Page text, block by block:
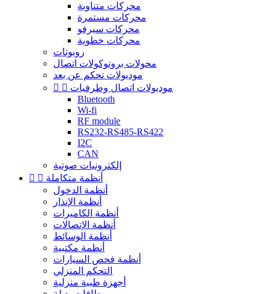
محركات متناوبة
محركات مستمرة
محركات سيرفو
محركات خطوية
روبوتات
محولات بروتوكولات اتصال
موديولات تحكم عن بعد
  موديولات اتصال وطرفيات
Bluetooth
Wi-fi
RF module
RS232-RS485-RS422
I2C
CAN
إلكترونيات صوتية
  أنظمة متكاملة
أنظمة الدخول
أنظمة الإنذار
أنظمة الكاميرات
أنظمة الإتصالات
أنظمة الوسائط
أنظمة مكتبية
أنظمة فحص السيارات
التحكم المنزلي
أجهزة طبية منزلية